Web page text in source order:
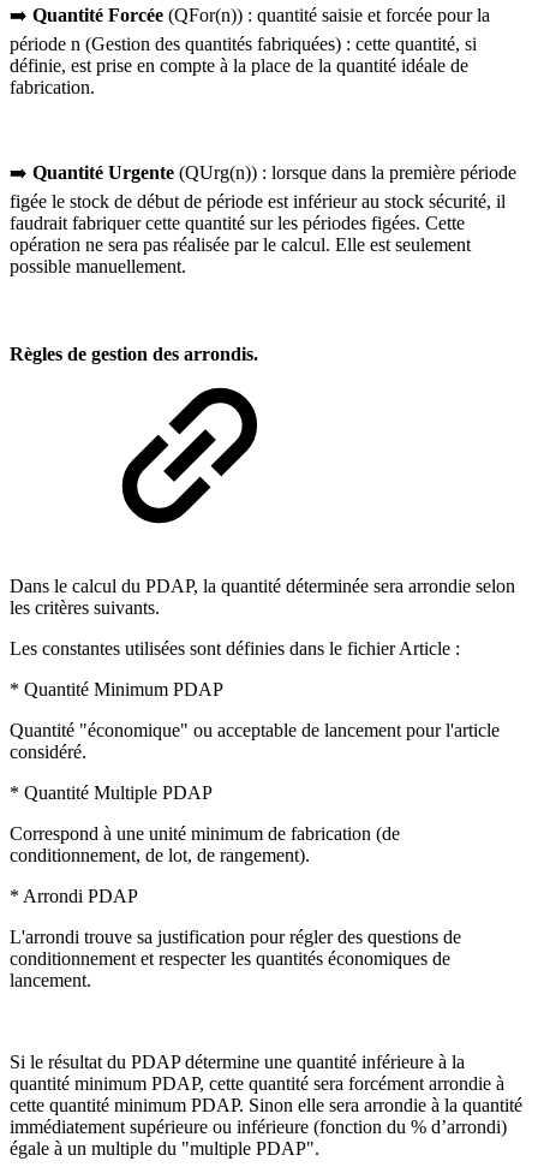
➡️ Quantité Forcée (QFor(n)) : quantité saisie et forcée pour la
période n (Gestion des quantités fabriquées) : cette quantité, si
définie, est prise en compte à la place de la quantité idéale de
fabrication.
➡️ Quantité Urgente (QUrg(n)) : lorsque dans la première période
figée le stock de début de période est inférieur au stock sécurité, il
faudrait fabriquer cette quantité sur les périodes figées. Cette
opération ne sera pas réalisée par le calcul. Elle est seulement
possible manuellement.
Règles de gestion des arrondis.
Dans le calcul du PDAP, la quantité déterminée sera arrondie selon
les critères suivants.
Les constantes utilisées sont définies dans le fichier Article :
* Quantité Minimum PDAP
Quantité "économique" ou acceptable de lancement pour l'article
considéré.
* Quantité Multiple PDAP
Correspond à une unité minimum de fabrication (de
conditionnement, de lot, de rangement).
* Arrondi PDAP
L'arrondi trouve sa justification pour régler des questions de
conditionnement et respecter les quantités économiques de
lancement.
Si le résultat du PDAP détermine une quantité inférieure à la
quantité minimum PDAP, cette quantité sera forcément arrondie à
cette quantité minimum PDAP. Sinon elle sera arrondie à la quantité
immédiatement supérieure ou inférieure (fonction du % d’arrondi)
égale à un multiple du "multiple PDAP".